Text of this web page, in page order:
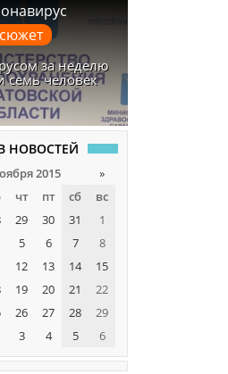
сюжет
за неделю
семь человек
НОВОСТЕЙ
2015
»
чт пт сб
вс
29 30 31
1
5 6 7
8
12 13 14
15
19 20 21
22
26 27 28
29
3 4 5 6